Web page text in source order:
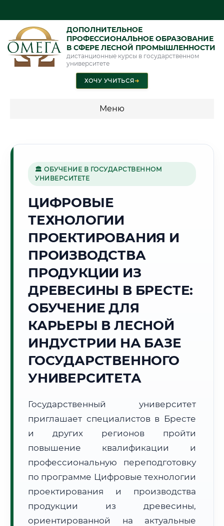
ДОПОЛНИТЕЛЬНОЕ
ПРОФЕССИОНАЛЬНОЕ ОБРАЗОВАНИЕ
В СФЕРЕ ЛЕСНОЙ ПРОМЫШЛЕННОСТИ
дистанционные курсы в государственном
университете
ХОЧУ УЧИТЬСЯ➜
Меню
промышленность"
🏯
Г. БРЕСТ
Точное местное время:
22:26:33
Пятница, 7 Августа
🌅 Восход:05:56
Световой день:15 ч. 9 мин.
Тел. код:
Часовой пояс:
UTC+3
Формат учебы:
Дистанционно
🗺️ Зона обслуживания: г. Брест
🏛 ОБУЧЕНИЕ В ГОСУДАРСТВЕННОМ
УНИВЕРСИТЕТЕ
ЦИФРОВЫЕ
ТЕХНОЛОГИИ
ПРОЕКТИРОВАНИЯ И
ПРОИЗВОДСТВА
ПРОДУКЦИИ ИЗ
ДРЕВЕСИНЫ В БРЕСТЕ:
ОБУЧЕНИЕ ДЛЯ
КАРЬЕРЫ В ЛЕСНОЙ
ИНДУСТРИИ НА БАЗЕ
ГОСУДАРСТВЕННОГО
УНИВЕРСИТЕТА
Государственный университет
приглашает специалистов в Бресте
и других регионов пройти
повышение квалификации и
профессиональную переподготовку
по программе Цифровые технологии
проектирования и производства
продукции из древесины,
ориентированной на актуальные